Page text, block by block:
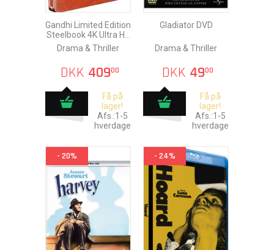
Gandhi Limited Edition
Steelbook 4K Ultra HD
+ Blu-Ray
Drama & Thriller
DKK 40900
Få på
lager!
Afs.:1-5
hverdage
Gladiator DVD
Drama & Thriller
DKK 4900
Få på
lager!
Afs.:1-5
hverdage
- 20% - 24%